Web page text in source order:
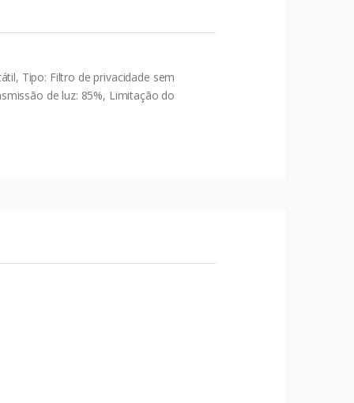
Tipo: Filtro de privacidade sem
de luz: 85%, Limitação do